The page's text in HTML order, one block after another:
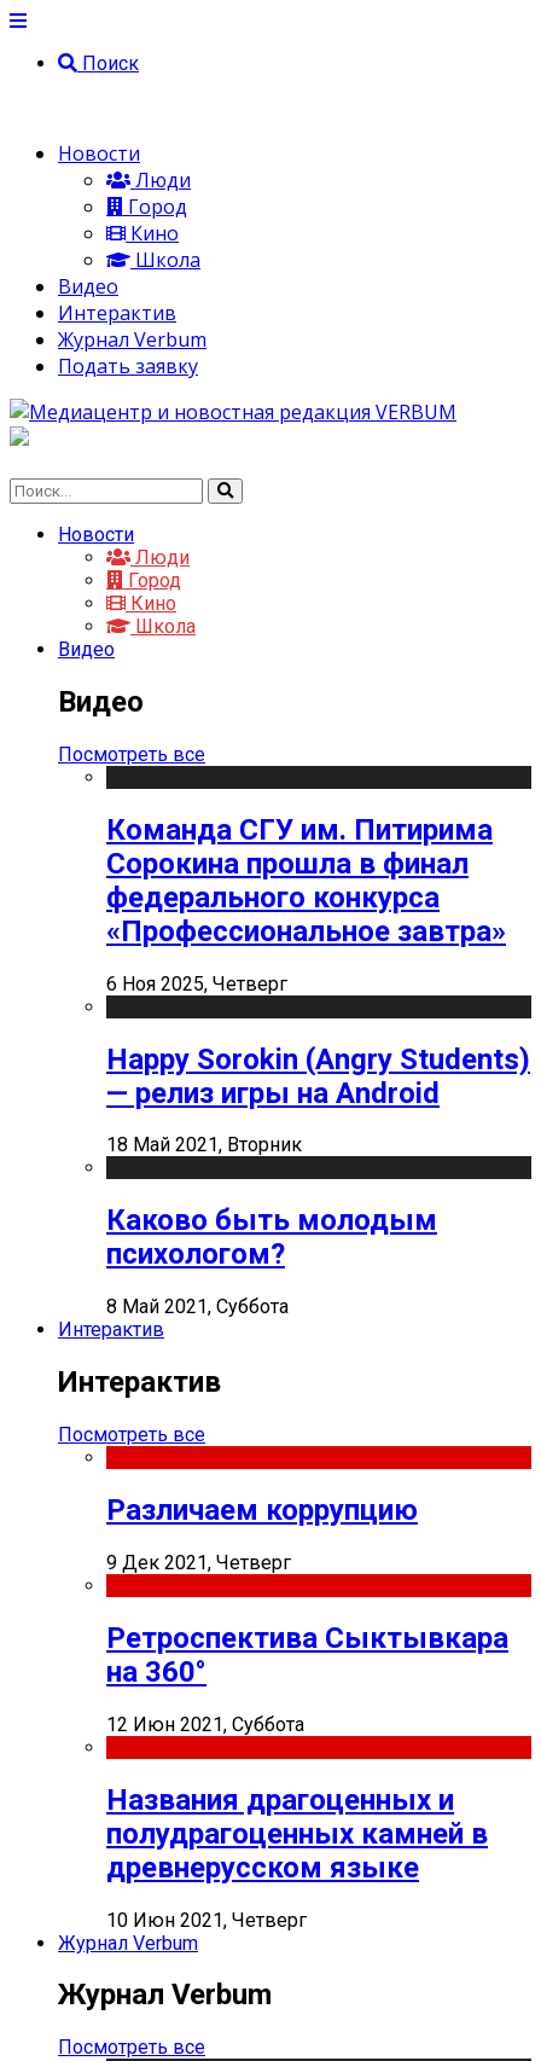
Поиск
Новости
Люди
Город
Кино
Школа
Видео
Интерактив
Журнал Verbum
Подать заявку
Новости
Люди
Город
Кино
Школа
Видео
Видео
Посмотреть все
Команда СГУ им. Питирима
Сорокина прошла в финал
федерального конкурса
«Профессиональное завтра»
6 Ноя 2025, Четверг
Happy Sorokin (Angry Students)
— релиз игры на Android
18 Май 2021, Вторник
Каково быть молодым
психологом?
8 Май 2021, Суббота
Интерактив
Интерактив
Посмотреть все
Различаем коррупцию
9 Дек 2021, Четверг
Ретроспектива Сыктывкара
на 360°
12 Июн 2021, Суббота
Названия драгоценных и
полудрагоценных камней в
древнерусском языке
10 Июн 2021, Четверг
Журнал Verbum
Журнал Verbum
Посмотреть все